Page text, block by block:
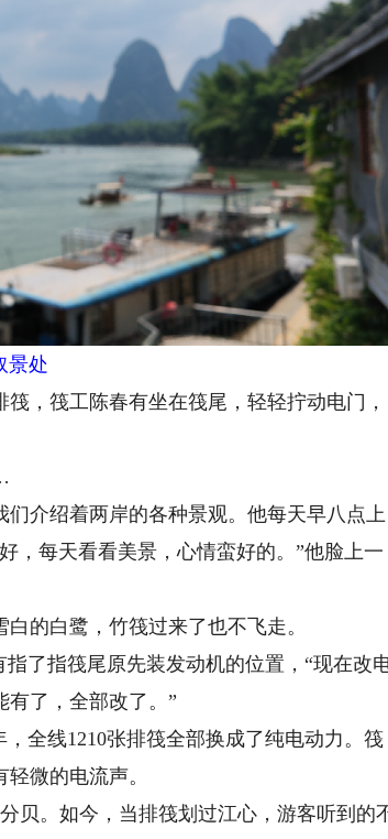
景处
，筏工陈春有坐在筏尾，轻轻拧动电门，
介绍着两岸的各种景观。他每天早八点上
，每天看看美景，心情蛮好的。”他脸上一
的白鹭，竹筏过来了也不飞走。
了指筏尾原先装发动机的位置，“现在改
有了，全部改了。”
全线1210张排筏全部换成了纯电动力。筏
微的电流声。
。如今，当排筏划过江心，游客听到的